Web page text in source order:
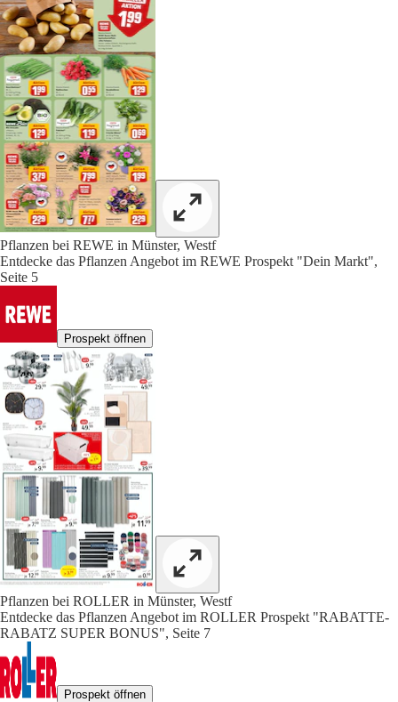
Pflanzen bei REWE in Münster, Westf
Entdecke das Pflanzen Angebot im REWE Prospekt "Dein Markt",
Seite 5
Prospekt öffnen
Pflanzen bei ROLLER in Münster, Westf
Entdecke das Pflanzen Angebot im ROLLER Prospekt "RABATTE-
RABATZ SUPER BONUS", Seite 7
Prospekt öffnen